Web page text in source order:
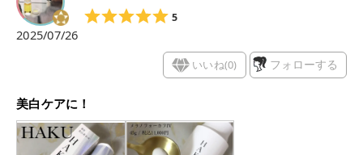
5
2025/07/26
いいね(0) フォローする
美白ケアに！